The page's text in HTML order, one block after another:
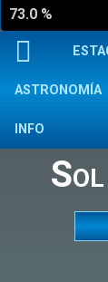
73.0 %
ASTRONOMÍA
INFO